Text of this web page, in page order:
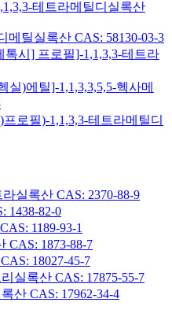
테트라메틸디실록산
틸실록산 CAS: 58130-03-3
톡시] 프로필]-1,1,3,3-테트라
실)에틸]-1,1,3,3,5,5-헥사메
로필)-1,1,3,3-테트라메틸디
실록산 CAS: 2370-88-9
1438-82-0
1189-93-1
CAS: 1873-88-7
18027-45-7
실록산 CAS: 17875-55-7
산 CAS: 17962-34-4